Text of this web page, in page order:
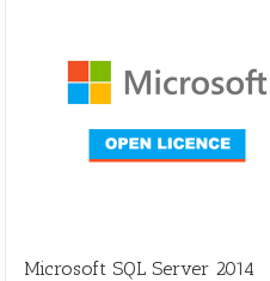
Microsoft SQL Server 2014